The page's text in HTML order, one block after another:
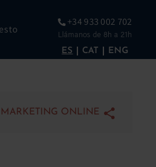
+34 933 002 702
Llámanos de 8h a 21h
ES CAT ENG
MARKETING ONLINE